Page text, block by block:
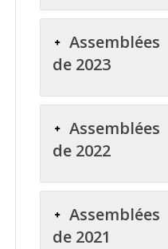
Assemblées
de 2023
Assemblées
de 2022
Assemblées
de 2021